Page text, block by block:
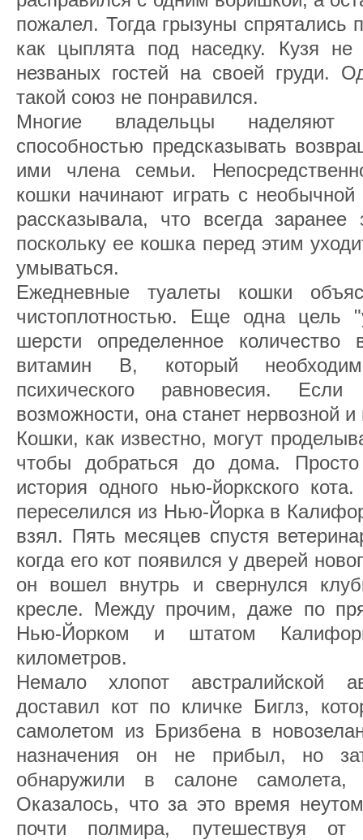
пожалел. Тогда грызуны спрятались
как цыплята под наседку. Кузя не
незваных гостей на своей груди.
такой союз не понравился.
Многие владельцы наделяют
способностью предсказывать
ими члена семьи.
кошки начинают играть с
рассказывала, что всегда заранее
поскольку ее кошка перед этим
умываться.
Ежедневные туалеты кошки
чистоплотностью. Еще одна цель
шерсти определенное количество
витамин В, который
психического равновесия.
возможности, она станет нервозной
Кошки, как известно, могут
чтобы добраться до дома. Просто
история одного нью-йоркского
переселился из Нью-Йорка в
взял. Пять месяцев спустя
когда его кот появился у дверей
он вошел внутрь и свернулся
кресле. Между прочим, даже по
Нью-Йорком и штатом
километров.
Hемало хлопот австралийской
доставил кот по кличке Биглз,
самолетом из Бризбена в
назначения он не прибыл, но
обнаружили в салоне
Оказалось, что за это время
почти полмира, путешествуя